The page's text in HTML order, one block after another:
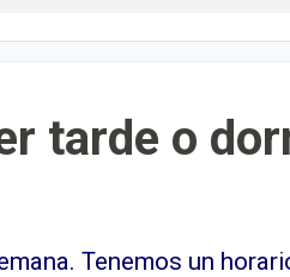
tarde o
Tenemos un